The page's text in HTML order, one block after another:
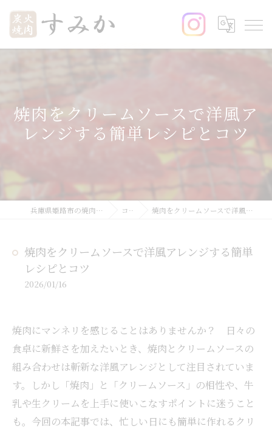
焼肉をクリームソースで洋風ア
レンジする簡単レシピとコツ
兵庫県姫路市の焼肉なら炭火焼肉 すみか コラム 焼肉をクリームソースで洋風アレンジする簡単レシピとコツ
焼肉をクリームソースで洋風アレンジする簡単
レシピとコツ
2026/01/16
焼肉にマンネリを感じることはありませんか？ 日々の
食卓に新鮮さを加えたいとき、焼肉とクリームソースの
組み合わせは斬新な洋風アレンジとして注目されていま
す。しかし「焼肉」と「クリームソース」の相性や、牛
乳や生クリームを上手に使いこなすポイントに迷うこと
も。今回の本記事では、忙しい日にも簡単に作れるクリ